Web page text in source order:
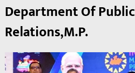
Department Of Public
Relations,M.P.